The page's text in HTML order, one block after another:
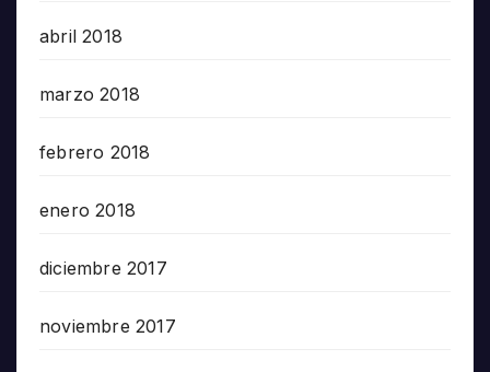
abril 2018
marzo 2018
febrero 2018
enero 2018
diciembre 2017
noviembre 2017